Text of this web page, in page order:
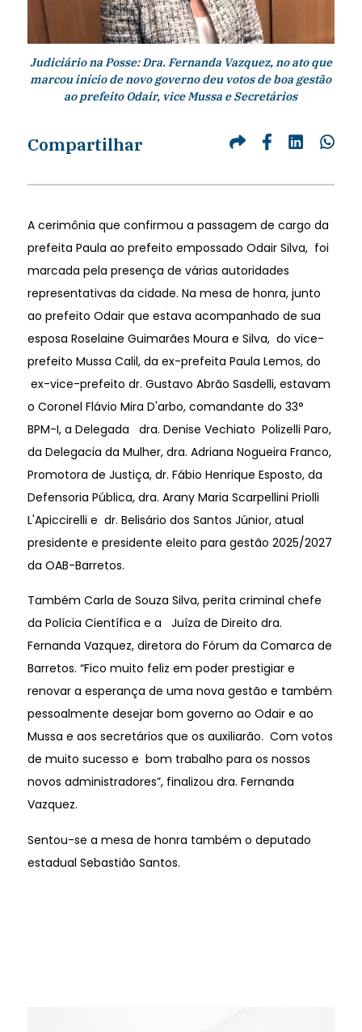
Judiciário na Posse: Dra. Fernanda Vazquez, no ato que
marcou início de novo governo deu votos de boa gestão
ao prefeito Odair, vice Mussa e Secretários
Compartilhar
A cerimônia que confirmou a passagem de cargo da
prefeita Paula ao prefeito empossado Odair Silva, foi
marcada pela presença de várias autoridades
representativas da cidade. Na mesa de honra, junto
ao prefeito Odair que estava acompanhado de sua
esposa Roselaine Guimarães Moura e Silva, do vice-
prefeito Mussa Calil, da ex-prefeita Paula Lemos, do
ex-vice-prefeito dr. Gustavo Abrão Sasdelli, estavam
o Coronel Flávio Mira D'arbo, comandante do 33°
BPM-I, a Delegada dra. Denise Vechiato Polizelli Paro,
da Delegacia da Mulher, dra. Adriana Nogueira Franco,
Promotora de Justiça, dr. Fábio Henrique Esposto, da
Defensoria Pública, dra. Arany Maria Scarpellini Priolli
L'Apiccirelli e dr. Belisário dos Santos Júnior, atual
presidente e presidente eleito para gestão 2025/2027
da OAB-Barretos.
Também Carla de Souza Silva, perita criminal chefe
da Polícia Científica e a Juíza de Direito dra.
Fernanda Vazquez, diretora do Fórum da Comarca de
Barretos. “Fico muito feliz em poder prestigiar e
renovar a esperança de uma nova gestão e também
pessoalmente desejar bom governo ao Odair e ao
Mussa e aos secretários que os auxiliarão. Com votos
de muito sucesso e bom trabalho para os nossos
novos administradores”, finalizou dra. Fernanda
Vazquez.
Sentou-se a mesa de honra também o deputado
estadual Sebastião Santos.